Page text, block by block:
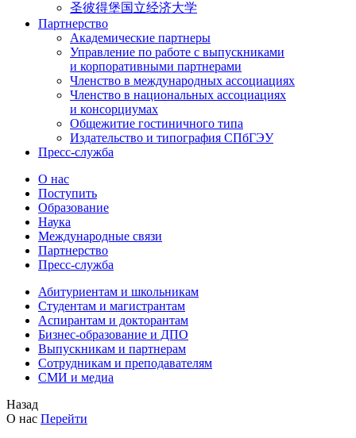
圣彼得堡国立经济大学
Партнерство
Академические партнеры
Управление по работе с выпускниками
и корпоративными партнерами
Членство в международных ассоциациях
Членство в национальных ассоциациях
и консорциумах
Общежитие гостиничного типа
Издательство и типография СПбГЭУ
Пресс-служба
О нас
Поступить
Образование
Наука
Международные связи
Партнерство
Пресс-служба
Абитуриентам и школьникам
Студентам и магистрантам
Аспирантам и докторантам
Бизнес-образование и ДПО
Выпускникам и партнерам
Сотрудникам и преподавателям
СМИ и медиа
Назад
О нас Перейти